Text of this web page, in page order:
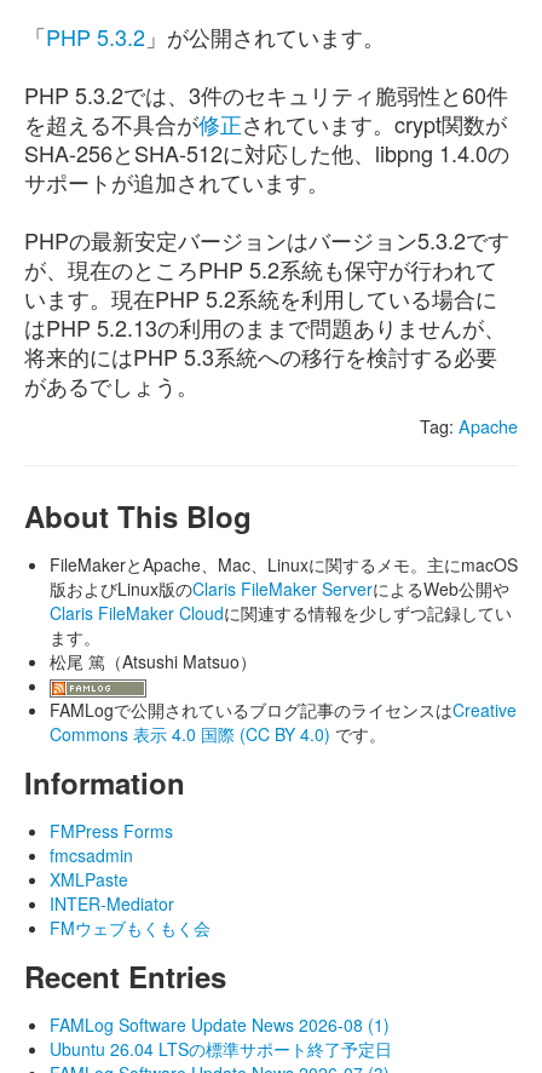
「PHP 5.3.2 」が公開されています。
PHP 5.3.2では、3件のセキュリティ脆弱性と60件
を超える不具合が修正されています。crypt関数が
SHA-256とSHA-512に対応した他、libpng 1.4.0の
サポートが追加されています。
PHPの最新安定バージョンはバージョン5.3.2です
が、現在のところPHP 5.2系統も保守が行われて
います。現在PHP 5.2系統を利用している場合に
はPHP 5.2.13の利用のままで問題ありませんが、
将来的にはPHP 5.3系統への移行を検討する必要
があるでしょう。
Tag: Apache
About This Blog
FileMakerとApache、Mac、Linuxに関するメモ。主にmacOS
版およびLinux版のClaris FileMaker ServerによるWeb公開や
Claris FileMaker Cloudに関連する情報を少しずつ記録してい
ます。
松尾 篤（Atsushi Matsuo）
FAMLogで公開されているブログ記事のライセンスはCreative
Commons 表示 4.0 国際 (CC BY 4.0) です。
Information
FMPress Forms
fmcsadmin
XMLPaste
INTER-Mediator
FMウェブもくもく会
Recent Entries
FAMLog Software Update News 2026-08 (1)
Ubuntu 26.04 LTSの標準サポート終了予定日